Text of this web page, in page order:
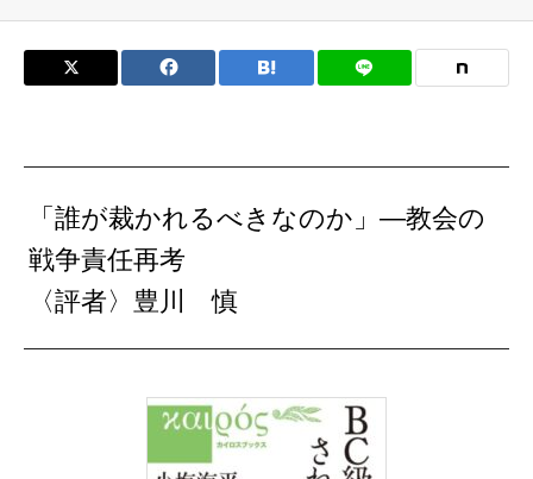
「誰が裁かれるべきなのか」―教会の
戦争責任再考
〈評者〉豊川 慎